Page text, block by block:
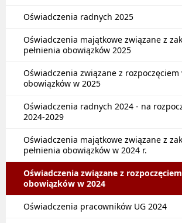
Oświadczenia radnych 2025
Oświadczenia majątkowe związane z
pełnienia obowiązków 2025
Oświadczenia związane z rozpoczęciem
obowiązków w 2025
Oświadczenia radnych 2024 - na
2024-2029
Oświadczenia majątkowe związane z
pełnienia obowiązków w 2024 r.
Oświadczenia związane z
obowiązków w 2024
Oświadczenia pracowników UG 2024